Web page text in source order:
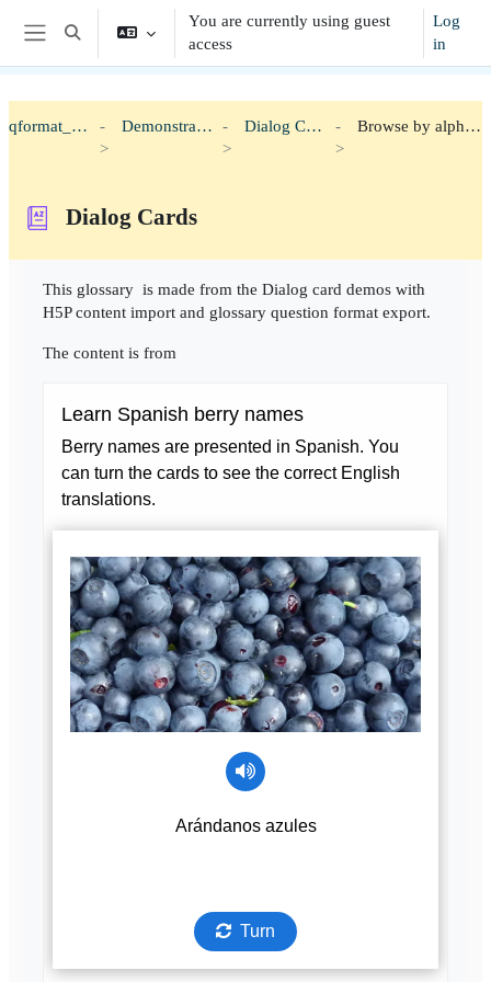
Skip to main content
Side panel
Toggle search input
You are currently using guest
access
Log
in
qformat_h5p Demonstration Dialog Cards Browse by alphabet
Dialog Cards
This glossary is made from the Dialog card demos with
H5P content import and glossary question format export.
The content is from